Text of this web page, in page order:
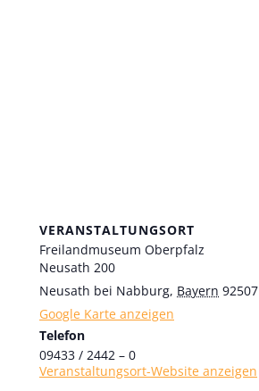
VERANSTALTUNGSORT
Freilandmuseum Oberpfalz
Neusath 200
Neusath bei Nabburg, Bayern 92507
Google Karte anzeigen
Telefon
09433 / 2442 – 0
Veranstaltungsort-Website anzeigen